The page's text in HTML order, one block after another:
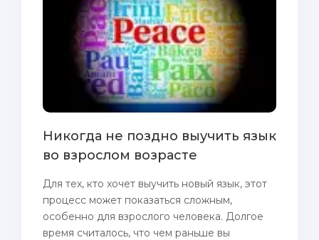
Никогда не поздно выучить язык
во взрослом возрасте
Для тех, кто хочет выучить новый язык, этот
процесс может показаться сложным,
особенно для взрослого человека. Долгое
время считалось, что чем раньше вы